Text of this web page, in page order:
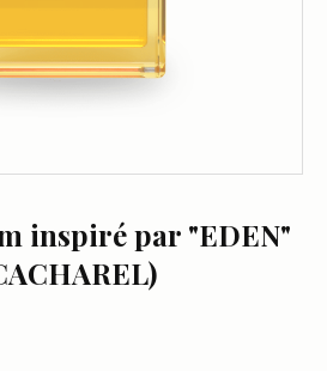
inspiré par "EDEN"